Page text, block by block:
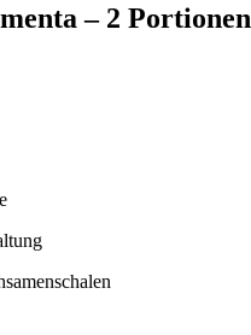
– 2 Portionen